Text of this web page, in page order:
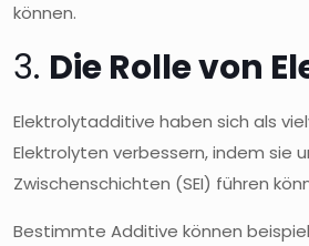
können.
3. Die Rolle von
Elektrolytadditive haben sich als
Elektrolyten verbessern, indem sie
Zwischenschichten (SEI) führen
Bestimmte Additive können